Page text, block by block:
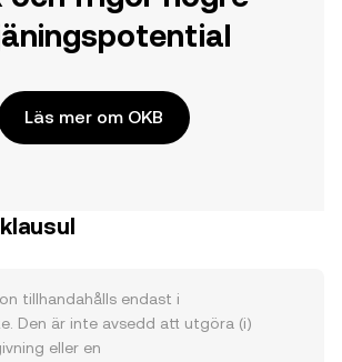
Läs mer om OKB
tillhandahålls endast i
Den är inte avsedd att utgöra (i)
eller en